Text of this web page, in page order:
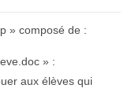
» composé de :
» :
aux élèves qui